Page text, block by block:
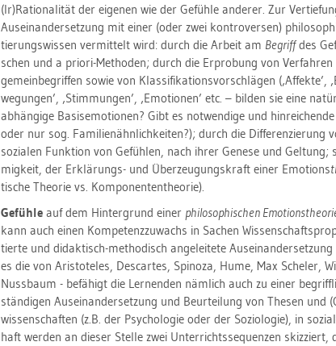
(Ir)Ra­tio­na­li­tät der ei­ge­nen wie der Ge­füh­le an­de­rer. Zur
Aus­ein­an­der­set­zung mit einer (oder zwei kon­tro­ver­sen)
tie­rungs­wis­sen ver­mit­telt wird: durch die Ar­beit am Be­griffdes
schen und a prio­ri-Me­tho­den; durch die Er­pro­bung von
ge­mein­be­grif­fen sowie von Klas­si­fi­ka­ti­ons­vor­schlä­gen (‚Af­fek­te’,
we­gun­gen’, ‚Stim­mun­gen’, ‚Emo­tio­nen’ etc. – bil­den sie eine
ab­hän­gi­ge Ba­sis­e­mo­tio­nen? Gibt es not­wen­di­ge und
oder nur sog. Fa­mi­li­en­ähn­lich­kei­ten?); durch die Dif­fe­ren­zie­rung
so­zia­len Funk­ti­on von Ge­füh­len, nach ihrer Ge­ne­se und
mig­keit, der Er­klä­rungs- und Über­zeu­gungs­kraft einer Emo­ti­ons
ti­sche Theo­rie vs. Kom­po­nen­ten­theo­rie).
Ge­füh­leauf dem Hin­ter­grund einer phi­lo­so­phi­schen
kann auch einen Kom­pe­tenz­zu­wachs in Sa­chen
tier­te und di­dak­tisch-me­tho­disch an­ge­lei­te­te
es die von Aris­to­te­les, Des­car­tes, Spi­no­za, Hume, Max Scheler,
Nuss­baum - be­fä­higt die Ler­nen­den näm­lich auch zu einer
stän­di­gen Aus­ein­an­der­set­zung und Be­ur­tei­lung von The­sen und
wis­sen­schaf­ten (z.B. der Psy­cho­lo­gie oder der So­zio­lo­gie), in
haft wer­den an die­ser Stel­le zwei Un­ter­richts­se­quen­zen